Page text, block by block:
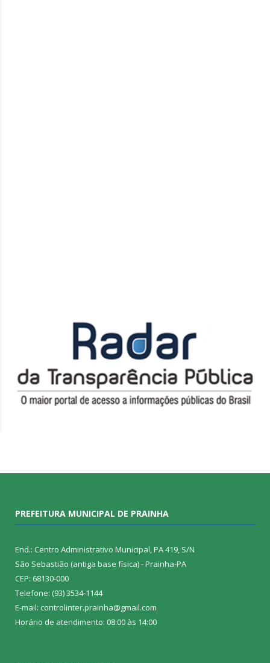
PREFEITURA MUNICIPAL DE PRAINHA
End.: Centro Administrativo Municipal, PA 419, S/N
São Sebastião (antiga base física) - Prainha-PA
CEP: 68130-000
Telefone: (93) 3534-1144
E-mail: controlinter.prainha@gmail.com
Horário de atendimento: 08:00 às 14:00